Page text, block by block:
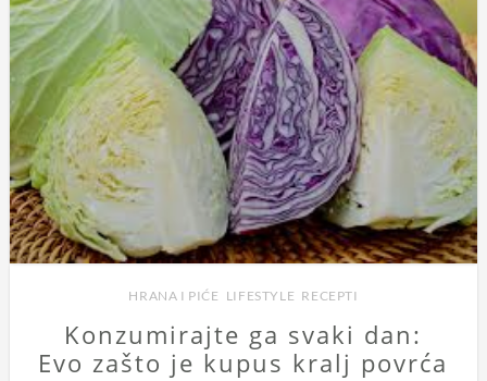
HRANA I PIĆE LIFESTYLE RECEPTI
Konzumirajte ga svaki dan:
Evo zašto je kupus kralj povrća